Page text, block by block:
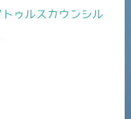
ゥルスカウンシル